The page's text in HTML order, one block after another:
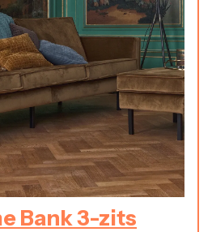
Bank 3-zits